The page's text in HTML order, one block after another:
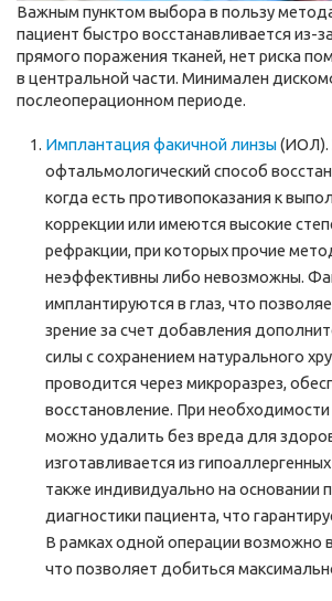
Важным пунктом выбора в пользу
пациент быстро восстанавливается из-
прямого поражения тканей, нет риска
в центральной части. Минимален
послеоперационном периоде.
Имплантация факичной линзы(ИОЛ).
офтальмологический способ
когда есть противопоказания к
коррекции или имеются высокие
рефракции, при которых прочие
неэффективны либо невозможны.
имплантируются в глаз, что
зрение за счет добавления
силы с сохранением натурального
проводится через микроразрез,
восстановление. При необходимости
можно удалить без вреда для
изготавливается из
также индивидуально на основании
диагностики пациента, что
В рамках одной операции возможно
что позволяет добиться